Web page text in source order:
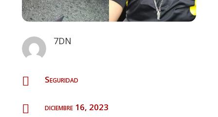
7DN
 Seguridad
 diciembre 16, 2023